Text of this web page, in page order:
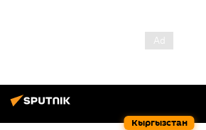
Кыргызстан